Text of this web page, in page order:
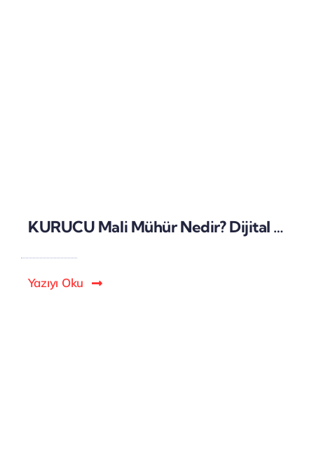
KURUCU Mali Mühür Nedir? Dijital Güvenlik ve Yasal Zorunluluklar
Yazıyı Oku